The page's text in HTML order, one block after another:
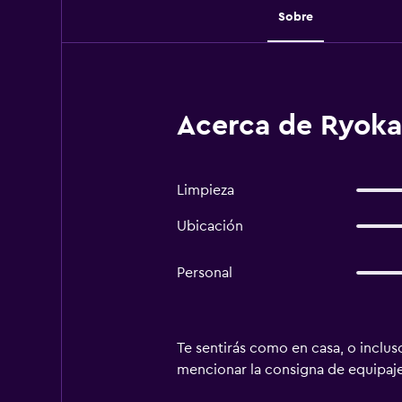
Sobre
Acerca de
Limpieza
Ubicación
Personal
Te sentirás como en casa, o
mencionar la consigna de